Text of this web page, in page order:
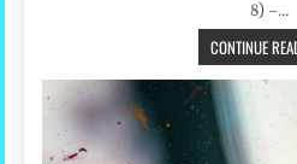
8) –…
CONTINUE